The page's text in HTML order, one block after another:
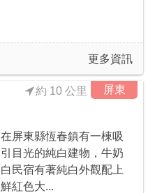
更多資訊
屏東
約 10 公里
在屏東縣恆春鎮有一棟吸
引目光的純白建物，牛奶
白民宿有著純白外觀配上
鮮紅色大...